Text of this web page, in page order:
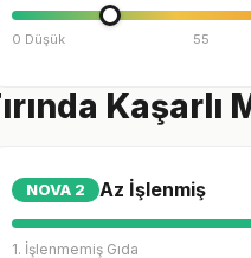
0 Düşük 55
NOVA 2 Az İşlenmiş
1. İşlenmemiş Gıda